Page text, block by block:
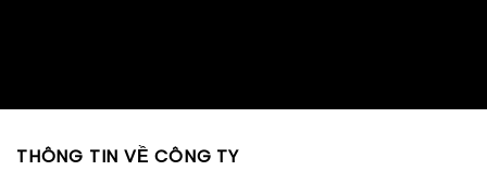
THÔNG TIN VỀ CÔNG TY